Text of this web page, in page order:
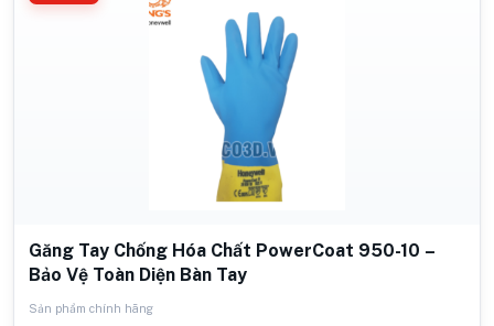
Găng Tay Chống Hóa Chất PowerCoat 950-10 –
Bảo Vệ Toàn Diện Bàn Tay
Sản phẩm chính hãng